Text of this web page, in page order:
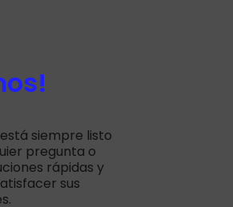
siempre listo
pregunta o
rápidas y
sus